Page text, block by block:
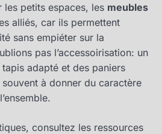
petits espaces, les meubles
alliés, car ils permettent
sans empiéter sur la
pas l’accessoirisation: un
adapté et des paniers
à donner du caractère
consultez les ressources